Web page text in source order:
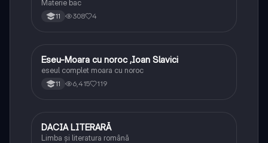
Materie bac
11 308 4
Limba și literatura română
Eseu-Moara cu noroc ,Ioan Slavici
eseul complet moara cu noroc
11 6,415 119
Limba și literatura română
DACIA LITERARĂ
Limba și literatura română